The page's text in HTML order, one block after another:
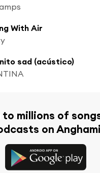
With Air
sad (acústico)
millions of
on Anghami